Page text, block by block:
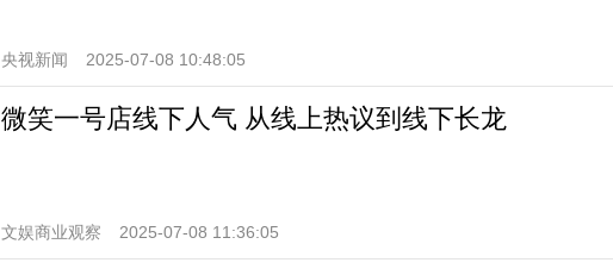
央视新闻 2025-07-08 10:48:05
微笑一号店线下人气 从线上热议到线下长龙
文娱商业观察 2025-07-08 11:36:05